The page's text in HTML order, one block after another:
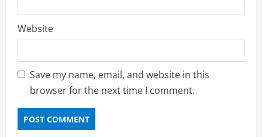
Website
Save my name, email, and website in this
browser for the next time I comment.